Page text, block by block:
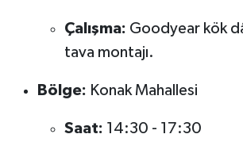
Çalışma: Goodyear kök
tava montajı.
Bölge: Konak Mahallesi
Saat: 14:30 - 17:30